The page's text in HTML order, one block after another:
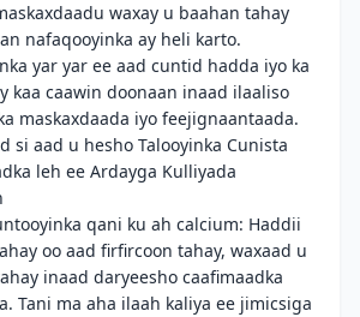
waxay u baahan tahay
nafaqooyinka ay heli karto.
yar yar ee aad cuntid hadda iyo ka
kaa caawin doonaan inaad ilaaliso
maskaxdaada iyo feejignaantaada.
si aad u hesho Talooyinka Cunista
leh ee Ardayga Kulliyada
qani ku ah calcium: Haddii
oo aad firfircoon tahay, waxaad u
inaad daryeesho caafimaadka
Tani ma aha ilaah kaliya ee jimicsiga